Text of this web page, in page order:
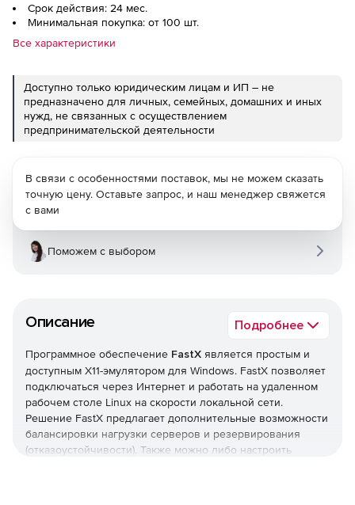
Срок действия: 24 мес.
Минимальная покупка: от 100 шт.
Все характеристики
Доступно только юридическим лицам и ИП – не
предназначено для личных, семейных, домашних и иных
нужд, не связанных с осуществлением
предпринимательской деятельности
Описание Подробнее
Программное обеспечение FastX является простым и
доступным X11-эмулятором для Windows. FastX позволяет
подключаться через Интернет и работать на удаленном
рабочем столе Linux на скорости локальной сети.
Решение FastX предлагает дополнительные возможности
балансировки нагрузки серверов и резервирования
(отказоустойчивости). Также можно либо настроить
В связи с особенностями поставок, мы не можем сказать
точную цену. Оставьте запрос, и наш менеджер свяжется
с вами
Поможем с выбором